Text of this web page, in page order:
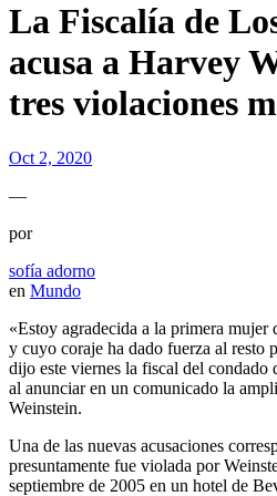
La Fiscalía de
acusa a Harvey
tres violaciones
Oct 2, 2020
—
por
sofía adorno
en Mundo
«Estoy agradecida a la primera mujer
y cuyo coraje ha dado fuerza al resto
dijo este viernes la fiscal del condado
al anunciar en un comunicado la
Weinstein.
Una de las nuevas acusaciones
presuntamente fue violada por
septiembre de 2005 en un hotel de